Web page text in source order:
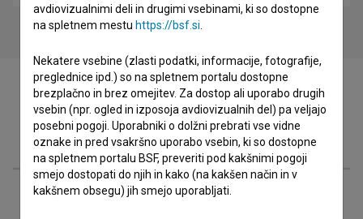
Filmografija (1)
Razširjeni podatki
avdiovizualnimi deli in drugimi vsebinami, ki so dostopne
na spletnem mestu https://bsf.si
Nekatere vsebine (zlasti podatki, informacije, fotografije,
preglednice ipd.) so na spletnem portalu dostopne
brezplačno in brez omejitev. Za dostop ali uporabo drugih
vsebin (npr. ogled in izposoja avdiovizualnih del) pa veljajo
posebni pogoji. Uporabniki o dolžni prebrati vse vidne
oznake in pred vsakršno uporabo vsebin, ki so dostopne
na spletnem portalu BSF, preveriti pod kakšnimi pogoji
smejo dostopati do njih in kako (na kakšen način in v
kakšnem obsegu) jih smejo uporabljati.